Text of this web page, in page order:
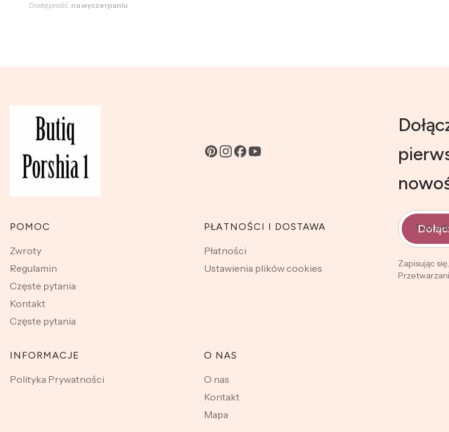
Dostępność: na wyczerpaniu
Linki w stopce
POMOC
Zwroty
Regulamin
Częste pytania
Kontakt
Częste pytania
PŁATNOŚCI I DOSTAWA
Płatności
Ustawienia plików cookies
INFORMACJE
Polityka Prywatności
O NAS
O nas
Kontakt
Mapa
Twój
Zapisując